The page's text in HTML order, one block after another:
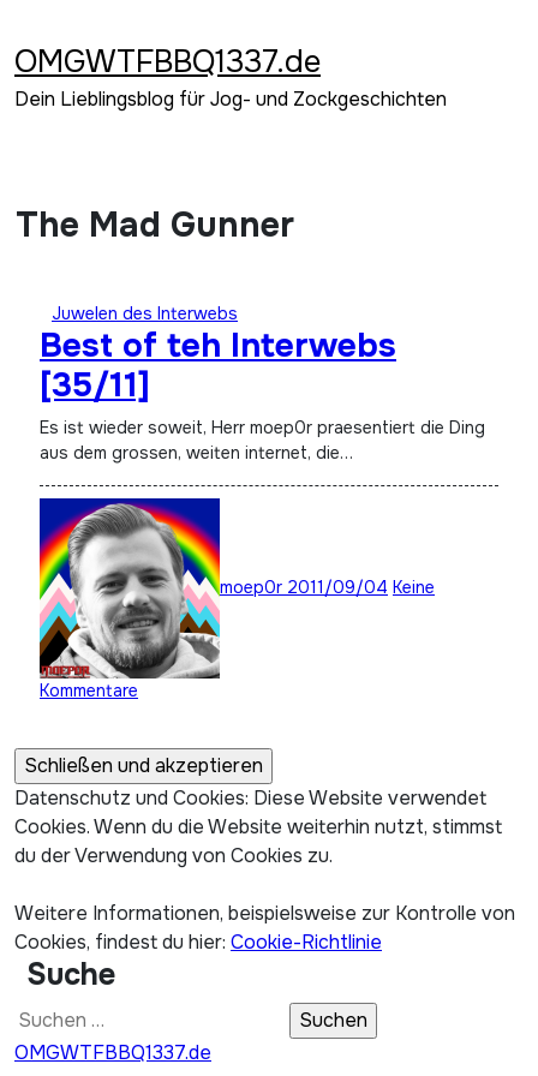
springen
OMGWTFBBQ1337.de
Dein Lieblingsblog für Jog- und Zockgeschichten
The Mad Gunner
Juwelen des Interwebs
Best of teh Interwebs
[35/11]
Es ist wieder soweit, Herr moep0r praesentiert die Ding
aus dem grossen, weiten internet, die…
moep0r 2011/09/04 Keine
Kommentare
Datenschutz und Cookies: Diese Website verwendet
Cookies. Wenn du die Website weiterhin nutzt, stimmst
du der Verwendung von Cookies zu.
Weitere Informationen, beispielsweise zur Kontrolle von
Cookies, findest du hier: Cookie-Richtlinie
Suche
Suchen
nach:
OMGWTFBBQ1337.de